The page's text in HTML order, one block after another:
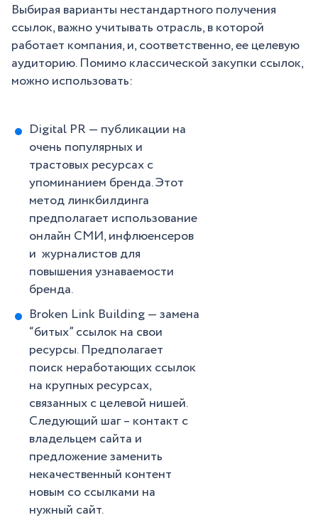
Выбирая варианты нестандартного получения
ссылок, важно учитывать отрасль, в которой
работает компания, и, соответственно, ее целевую
аудиторию. Помимо классической закупки ссылок,
можно использовать:
Digital PR — публикации на
очень популярных и
трастовых ресурсах с
упоминанием бренда. Этот
метод линкбилдинга
предполагает использование
онлайн СМИ, инфлюенсеров
и журналистов для
повышения узнаваемости
бренда.
Broken Link Building — замена
“битых” ссылок на свои
ресурсы. Предполагает
поиск неработающих ссылок
на крупных ресурсах,
связанных с целевой нишей.
Следующий шаг – контакт с
владельцем сайта и
предложение заменить
некачественный контент
новым со ссылками на
нужный сайт.